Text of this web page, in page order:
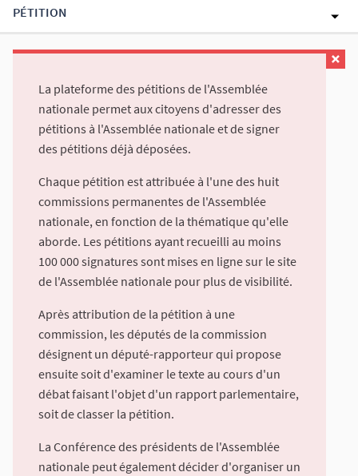
PÉTITION
La plateforme des pétitions de l'Assemblée
nationale permet aux citoyens d'adresser des
pétitions à l'Assemblée nationale et de signer
des pétitions déjà déposées.
Chaque pétition est attribuée à l'une des huit
commissions permanentes de l'Assemblée
nationale, en fonction de la thématique qu'elle
aborde. Les pétitions ayant recueilli au moins
100 000 signatures sont mises en ligne sur le site
de l'Assemblée nationale pour plus de visibilité.
Après attribution de la pétition à une
commission, les députés de la commission
désignent un député-rapporteur qui propose
ensuite soit d'examiner le texte au cours d'un
débat faisant l'objet d'un rapport parlementaire,
soit de classer la pétition.
La Conférence des présidents de l'Assemblée
nationale peut également décider d'organiser un